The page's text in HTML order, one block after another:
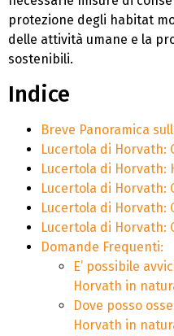
protezione degli habitat
delle attività umane e la
sostenibili.
Indice
Breve Panoramica
Lucertola di Horvath:
Lucertola di Horvath:
Lucertola di Horvath:
Lucertola di Horvath:
Lucertola di Horvath:
Domande Frequenti:
E’ possibile
Horvath in
Dove posso
Horvath in